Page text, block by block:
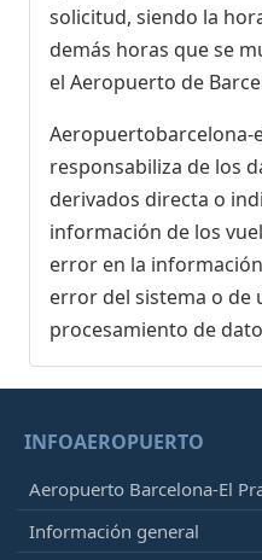
solicitud, siendo la
demás horas que se
el Aeropuerto de
Aeropuertobarcelona-
responsabiliza de los
derivados directa o
información de los
error en la
error del sistema o de
procesamiento de
INFOAEROPUERTO
Aeropuerto Barcelona-El
Información general